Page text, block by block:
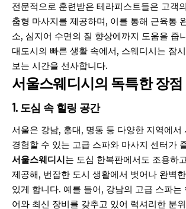
전문적으로 훈련받은 테라피스트들은 고객
춤형 마사지를 제공하며, 이를 통해 근육통
소, 심지어 수면의 질 향상에까지 도움을 줍
대도시의 빠른 생활 속에서, 스웨디시는 잠
보는 시간을 선사합니다.
서울스웨디시의 독특한 장점
1.도심 속 힐링 공간
서울은 강남, 홍대, 명동 등 다양한 지역에서
경험할 수 있는 고급 스파와 마사지 센터가
서울스웨디시는 도심 한복판에서도 조용하
제공해, 번잡한 도시 생활에서 벗어나 완벽
있게 합니다. 예를 들어, 강남의 고급 스파는
어와 최신 장비를 갖추고 있어 럭셔리한 분